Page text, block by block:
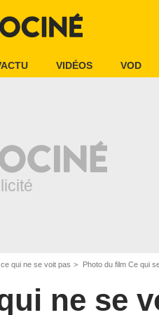
VIDÉOS VOD
qui ne se voit pas Photo du film Ce qui
ne se